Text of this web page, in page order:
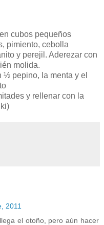
cubos pequeños
pimiento, cebolla
y perejil. Aderezar con
molida.
½ pepino, la menta y el
y rellenar con la
2011
el otoño, pero aún hacer